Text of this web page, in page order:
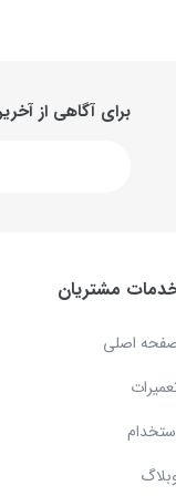
برای آگاهی از
مشتریان
اصلی